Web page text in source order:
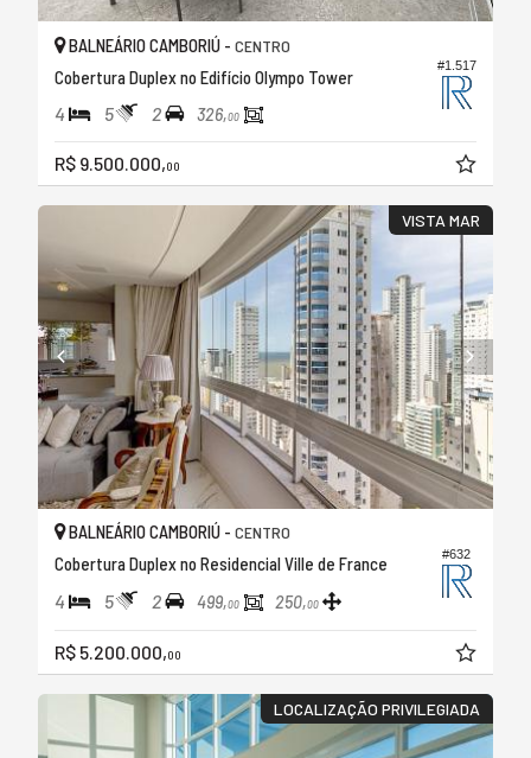
#1.517
BALNEÁRIO CAMBORIÚ - CENTRO
Cobertura Duplex no Edifício Olympo Tower
4 5 2 326,00
R$ 9.500.000,00
VISTA MAR
#632
BALNEÁRIO CAMBORIÚ - CENTRO
Cobertura Duplex no Residencial Ville de France
4 5 2 499,00 250,00
R$ 5.200.000,00
LOCALIZAÇÃO PRIVILEGIADA